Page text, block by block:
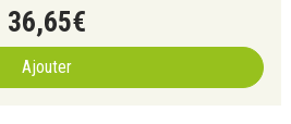
36,65€
Ajouter